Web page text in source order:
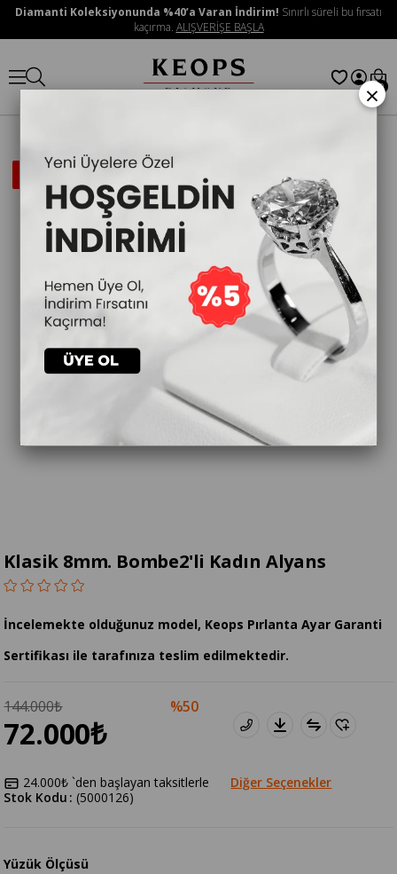
Diamanti Koleksiyonunda %40’a Varan İndirim! Sınırlı süreli bu fırsatı
kaçırma. ALIŞVERİŞE BAŞLA
0
İNDIRIMLI
Klasik 8mm. Bombe2'li Kadın Alyans
İncelemekte olduğunuz model, Keops Pırlanta Ayar Garanti
Sertifikası ile tarafınıza teslim edilmektedir.
144.000₺
72.000₺
50
24.000₺ `den başlayan taksitlerle
Diğer Seçenekler
(5000126)
Stok Kodu
Yüzük Ölçüsü
×